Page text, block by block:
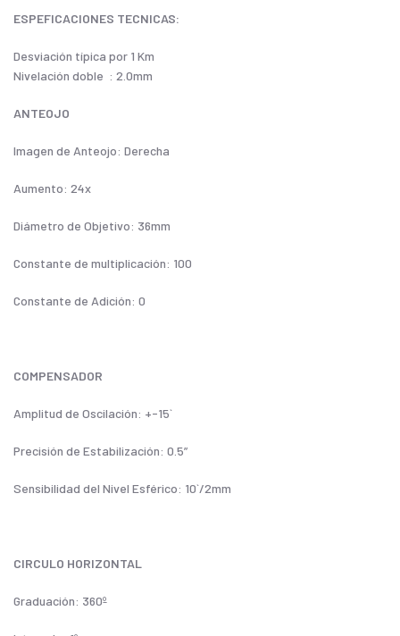
ESPEFICACIONES TECNICAS:
Desviación típica por 1 Km
Nivelación doble : 2.0mm
ANTEOJO
Imagen de Anteojo: Derecha
Aumento: 24x
Diámetro de Objetivo: 36mm
Constante de multiplicación: 100
Constante de Adición: 0
COMPENSADOR
Amplitud de Oscilación: +-15`
Precisión de Estabilización: 0.5”
Sensibilidad del Nivel Esférico: 10`/2mm
CIRCULO HORIZONTAL
Graduación: 360º